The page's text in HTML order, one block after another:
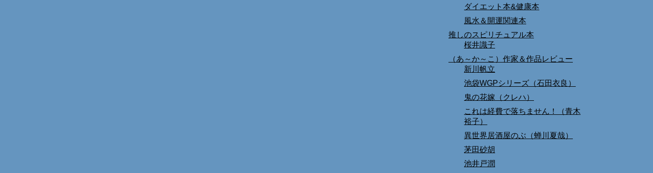
ダイエット本&健康本
風水＆開運関連本
推しのスピリチュアル本
桜井識子
（あ～か～こ）作家＆作品レビュー
新川帆立
池袋WGPシリーズ（石田衣良）
鬼の花嫁（クレハ）
これは経費で落ちません！（青木
裕子）
異世界居酒屋のぶ（蝉川夏哉）
茅田砂胡
池井戸潤